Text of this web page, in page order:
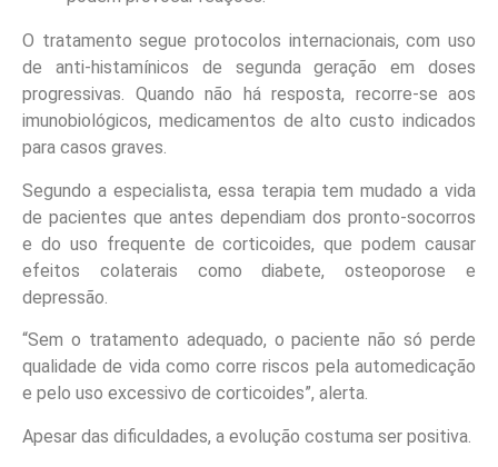
O tratamento segue protocolos internacionais, com uso
de anti-histamínicos de segunda geração em doses
progressivas. Quando não há resposta, recorre-se aos
imunobiológicos, medicamentos de alto custo indicados
para casos graves.
Segundo a especialista, essa terapia tem mudado a vida
de pacientes que antes dependiam dos pronto-socorros
e do uso frequente de corticoides, que podem causar
efeitos colaterais como diabete, osteoporose e
depressão.
“Sem o tratamento adequado, o paciente não só perde
qualidade de vida como corre riscos pela automedicação
e pelo uso excessivo de corticoides”, alerta.
Apesar das dificuldades, a evolução costuma ser positiva.